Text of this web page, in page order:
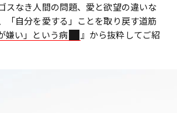
スなき人間の問題、愛と欲望の違いな
「自分を愛する」ことを取り戻す道筋
嫌い」という病
』から抜粋してご紹